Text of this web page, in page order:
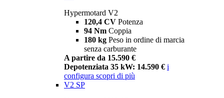
Hypermotard V2
120,4 CV Potenza
94 Nm Coppia
180 kg Peso in ordine di marcia
senza carburante
A partire da 15.590 €
Depotenziata 35 kW: 14.590 € i
configura scopri di più
V2 SP